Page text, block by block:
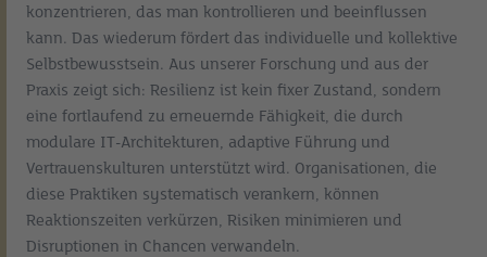
konzentrieren, das man kontrollieren und beeinflussen
kann. Das wiederum fördert das individuelle und kollektive
Selbstbewusstsein. Aus unserer Forschung und aus der
Praxis zeigt sich: Resilienz ist kein fixer Zustand, sondern
eine fortlaufend zu erneuernde Fähigkeit, die durch
modulare IT-Architekturen, adaptive Führung und
Vertrauenskulturen unterstützt wird. Organisationen, die
diese Praktiken systematisch verankern, können
Reaktionszeiten verkürzen, Risiken minimieren und
Disruptionen in Chancen verwandeln.